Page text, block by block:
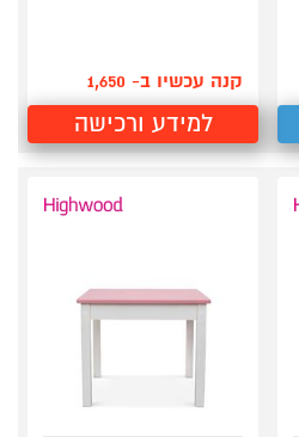
קנה עכשיו ב- 1,650
למידע ורכישה